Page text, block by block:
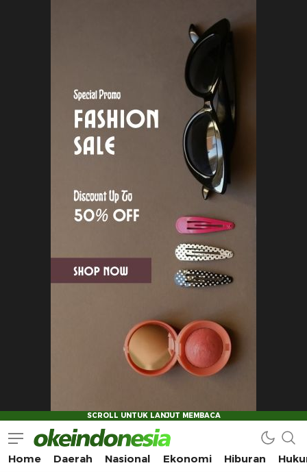
Okeindonesia.Online
Mengonlinekan Indonesia Secara Utuh
Home Daerah Nasional Ekonomi Hiburan